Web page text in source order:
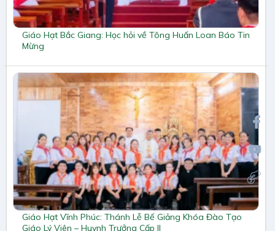
Giáo Hạt Bắc Giang: Học hỏi về Tông Huấn Loan Báo Tin
Mừng
Giáo Hạt Vĩnh Phúc: Thánh Lễ Bế Giảng Khóa Đào Tạo
Giáo Lý Viên – Huynh Trưởng Cấp II